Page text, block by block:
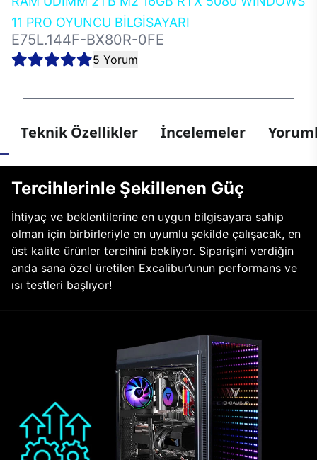
11 PRO OYUNCU BİLGİSAYARI
E75L.144F-BX80R-0FE
5 Yorum
Teknik Özellikler İncelemeler
Tercihlerinle Şekillenen Güç
İhtiyaç ve beklentilerine en uygun bilgisayara sahip
olman için birbirleriyle en uyumlu şekilde çalışacak, en
üst kalite ürünler tercihini bekliyor. Siparişini verdiğin
anda sana özel üretilen Excalibur’unun performans ve
ısı testleri başlıyor!